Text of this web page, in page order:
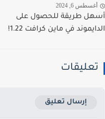
6, 2024
طريقة للحصول على
في ماين كرافت 1.22!
إرسال تعليق